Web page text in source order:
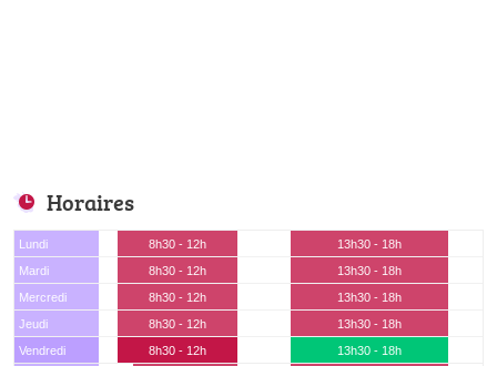
Horaires
Lundi 8h30 - 12h
13h30 - 18h
Mardi
8h30 - 12h
13h30 - 18h
Mercredi
8h30 - 12h
13h30 - 18h
Jeudi
8h30 - 12h
13h30 - 18h
Vendredi
8h30 - 12h
13h30 - 18h